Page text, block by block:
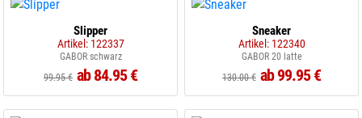
Slipper
Artikel: 122337
GABOR schwarz
99.95 € ab 84.95 €
Sneaker
Artikel: 122340
GABOR 20 latte
130.00 € ab 99.95 €